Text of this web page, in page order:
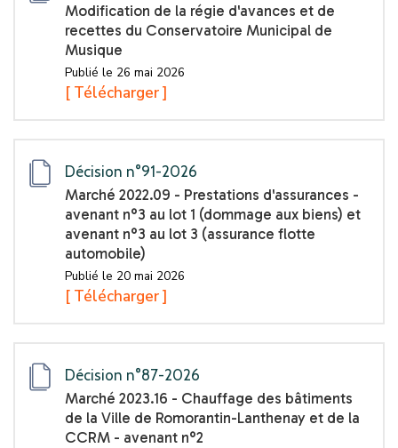
Modification de la régie d'avances et de
recettes du Conservatoire Municipal de
Musique
Publié le 26 mai 2026
[ Télécharger ]
Décision n°91-2026
Marché 2022.09 - Prestations d'assurances -
avenant n°3 au lot 1 (dommage aux biens) et
avenant n°3 au lot 3 (assurance flotte
automobile)
Publié le 20 mai 2026
[ Télécharger ]
Décision n°87-2026
Marché 2023.16 - Chauffage des bâtiments
de la Ville de Romorantin-Lanthenay et de la
CCRM - avenant n°2